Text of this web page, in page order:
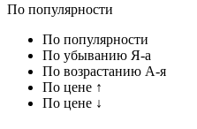
По популярности
По популярности
По убыванию Я-а
По возрастанию А-я
По цене ↑
По цене ↓